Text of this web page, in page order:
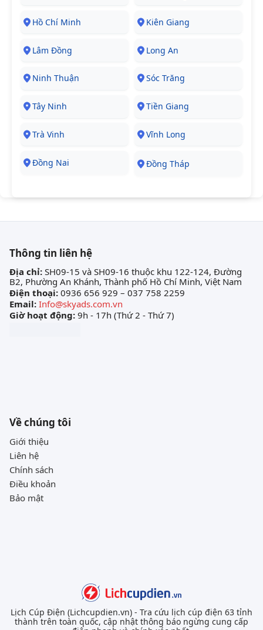
Hồ Chí Minh Kiên Giang
Lâm Đồng Long An
Ninh Thuận Sóc Trăng
Tây Ninh Tiền Giang
Trà Vinh Vĩnh Long
Đồng Nai Đồng Tháp
Thông tin liên hệ
Địa chỉ: SH09-15 và SH09-16 thuộc khu 122-124, Đường
B2, Phường An Khánh, Thành phố Hồ Chí Minh, Việt Nam
Điện thoại: 0936 656 929 – 037 758 2259
Email: Info@skyads.com.vn
Giờ hoạt động: 9h - 17h (Thứ 2 - Thứ 7)
Về chúng tôi
Giới thiệu
Liên hệ
Chính sách
Điều khoản
Bảo mật
Lịch Cúp Điện (Lichcupdien.vn) - Tra cứu lịch cúp điện 63 tỉnh
thành trên toàn quốc, cập nhật thông báo ngừng cung cấp